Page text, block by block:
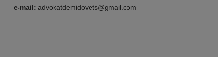
e-mail: advokatdemidovets@gmail.com